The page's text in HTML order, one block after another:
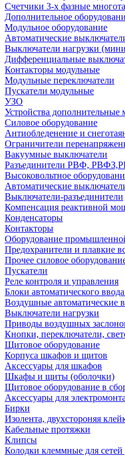
Счетчики 3-х фазные
Дополнительное
Модульное оборудование
Автоматические
Выключатели нагрузки
Дифференциальные
Контакторы модульные
Модульные переключатели
Пускатели модульные
УЗО
Устройства дополнительные
Силовое оборудование
Антиобледенение и
Ограничители
Вакуумные выключатели
Разъединители РВФ,
Высоковольтное
Автоматические
Выключатели-разъединители
Компенсация реактивной
Конденсаторы
Контакторы
Оборудование
Предохранители и плавкие
Прочее силовое
Пускатели
Реле контроля и управления
Блоки автоматического
Воздушные автоматические
Выключатели нагрузки
Приводы воздушных
Кнопки, переключатели,
Щитовое оборудование
Корпуса шкафов и щитов
Аксессуары для шкафов
Шкафы и щиты (оболочки)
Щитовое оборудование в
Аксессуары для
Бирки
Изолента, двухстороняя
Кабельные протяжки
Клипсы
Колодки клеммные для